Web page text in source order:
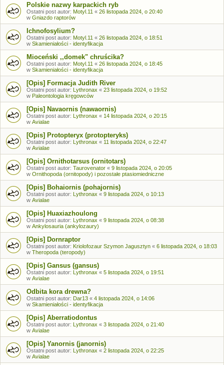
Polskie nazwy karpackich ryb
Ostatni post autor: Motyl.11 « 26 listopada 2024, o 20:40
w Gniazdo raptorów
Ichnofosylium?
Ostatni post autor: Motyl.11 « 26 listopada 2024, o 18:51
w Skamieniałości - identyfikacja
Mioceński ,,domek" chruścika?
Ostatni post autor: Motyl.11 « 26 listopada 2024, o 18:45
w Skamieniałości - identyfikacja
[Opis] Formacja Judith River
Ostatni post autor: Lythronax « 23 listopada 2024, o 19:52
w Paleontologia kręgowców
[Opis] Navaornis (nawaornis)
Ostatni post autor: Lythronax « 14 listopada 2024, o 20:15
w Avialae
[Opis] Protopteryx (protopteryks)
Ostatni post autor: Lythronax « 11 listopada 2024, o 22:47
w Avialae
[Opis] Ornithotarsus (ornitotars)
Ostatni post autor: Taurovenator « 9 listopada 2024, o 20:05
w Ornithopoda (ornitopody) i pozostałe ptasiomiedniczne
[Opis] Bohaiornis (pohajornis)
Ostatni post autor: Lythronax « 9 listopada 2024, o 10:13
w Avialae
[Opis] Huaxiazhoulong
Ostatni post autor: Lythronax « 9 listopada 2024, o 08:38
w Ankylosauria (ankylozaury)
[Opis] Dornraptor
Ostatni post autor: Kriolofozaur Szymon Jagusztyn « 6 listopada 2024, o 18:03
w Theropoda (teropody)
[Opis] Gansus (gansus)
Ostatni post autor: Lythronax « 5 listopada 2024, o 19:51
w Avialae
Odbita kora drewna?
Ostatni post autor: Dar13 « 4 listopada 2024, o 14:06
w Skamieniałości - identyfikacja
[Opis] Aberratiodontus
Ostatni post autor: Lythronax « 3 listopada 2024, o 21:40
w Avialae
[Opis] Yanornis (janornis)
Ostatni post autor: Lythronax « 2 listopada 2024, o 22:25
w Avialae